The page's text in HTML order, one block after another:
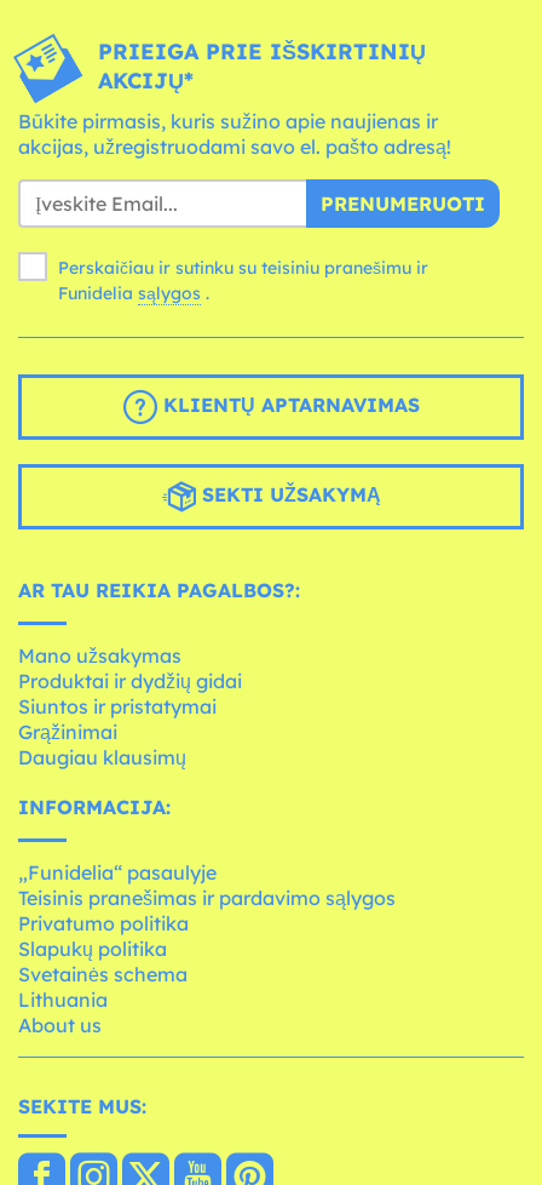
PRIEIGA PRIE IŠSKIRTINIŲ
AKCIJŲ*
Būkite pirmasis, kuris sužino apie naujienas ir
akcijas, užregistruodami savo el. pašto adresą!
PRENUMERUOTI
Perskaičiau ir sutinku su teisiniu pranešimu ir
Funidelia sąlygos .
KLIENTŲ APTARNAVIMAS
SEKTI UŽSAKYMĄ
AR TAU REIKIA PAGALBOS?:
Mano užsakymas
Produktai ir dydžių gidai
Siuntos ir pristatymai
Grąžinimai
Daugiau klausimų
INFORMACIJA:
„Funidelia“ pasaulyje
Teisinis pranešimas ir pardavimo sąlygos
Privatumo politika
Slapukų politika
Svetainės schema
Lithuania
About us
SEKITE MUS: